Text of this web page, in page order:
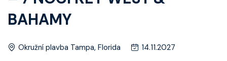
Užitečné informace
BAHAMY
Okružní plavba Tampa, Florida 14.11.2027